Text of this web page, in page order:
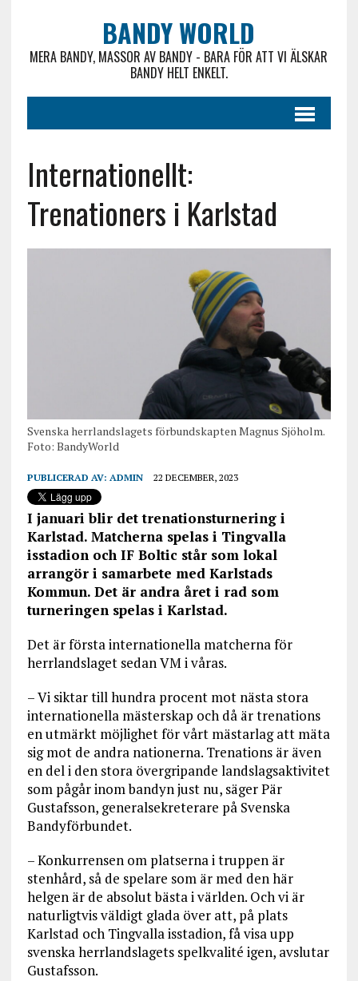
BANDY WORLD
MERA BANDY, MASSOR AV BANDY - BARA FÖR ATT VI ÄLSKAR
BANDY HELT ENKELT.
Internationellt:
Trenationers i Karlstad
Svenska herrlandslagets förbundskapten Magnus Sjöholm.
Foto: BandyWorld
PUBLICERAD AV: ADMIN 22 DECEMBER, 2023
I januari blir det trenationsturnering i
Karlstad. Matcherna spelas i Tingvalla
isstadion och IF Boltic står som lokal
arrangör i samarbete med Karlstads
Kommun. Det är andra året i rad som
turneringen spelas i Karlstad.
Det är första internationella matcherna för
herrlandslaget sedan VM i våras.
– Vi siktar till hundra procent mot nästa stora
internationella mästerskap och då är trenations
en utmärkt möjlighet för vårt mästarlag att mäta
sig mot de andra nationerna. Trenations är även
en del i den stora övergripande landslagsaktivitet
som pågår inom bandyn just nu, säger Pär
Gustafsson, generalsekreterare på Svenska
Bandyförbundet.
– Konkurrensen om platserna i truppen är
stenhård, så de spelare som är med den här
helgen är de absolut bästa i världen. Och vi är
naturligtvis väldigt glada över att, på plats
Karlstad och Tingvalla isstadion, få visa upp
svenska herrlandslagets spelkvalité igen, avslutar
Gustafsson.